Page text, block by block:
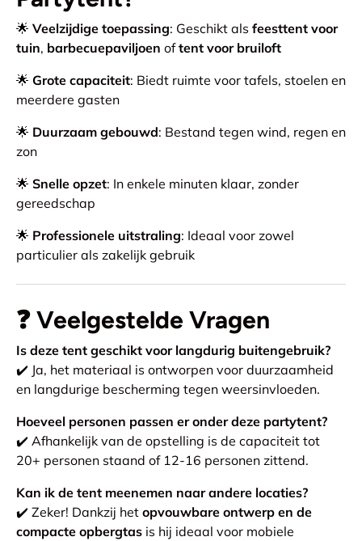
🌟 Veelzijdige toepassing: Geschikt als feesttent voor
tuin, barbecuepaviljoen oftent voor bruiloft
🌟 Grote capaciteit: Biedt ruimte voor tafels, stoelen en
meerdere gasten
🌟 Duurzaam gebouwd: Bestand tegen wind, regen en
zon
🌟 Snelle opzet: In enkele minuten klaar, zonder
gereedschap
🌟 Professionele uitstraling: Ideaal voor zowel
particulier als zakelijk gebruik
❓Veelgestelde Vragen
Is deze tent geschikt voor langdurig buitengebruik?
✔️ Ja, het materiaal is ontworpen voor duurzaamheid
en langdurige bescherming tegen weersinvloeden.
Hoeveel personen passen er onder deze partytent?
✔️ Afhankelijk van de opstelling is de capaciteit tot
20+ personen staand of 12-16 personen zittend.
Kan ik de tent meenemen naar andere locaties?
✔️ Zeker! Dankzij het opvouwbare ontwerp en de
compacte opbergtas is hij ideaal voor mobiele